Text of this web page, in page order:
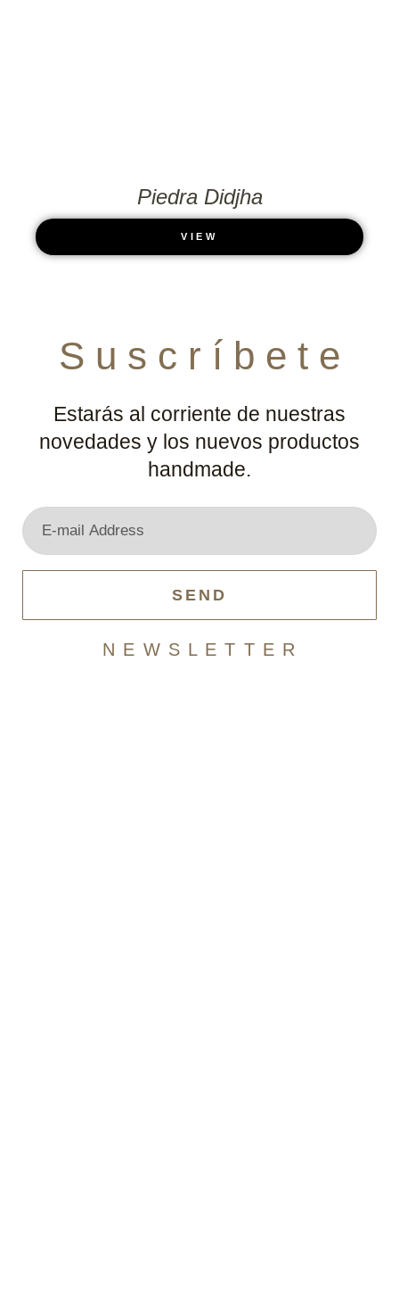
Piedra Didjha
VIEW
S u s c r í b e t e
Estarás al corriente de nuestras
novedades y los nuevos productos
handmade.
SEND
N E W S L E T T E R